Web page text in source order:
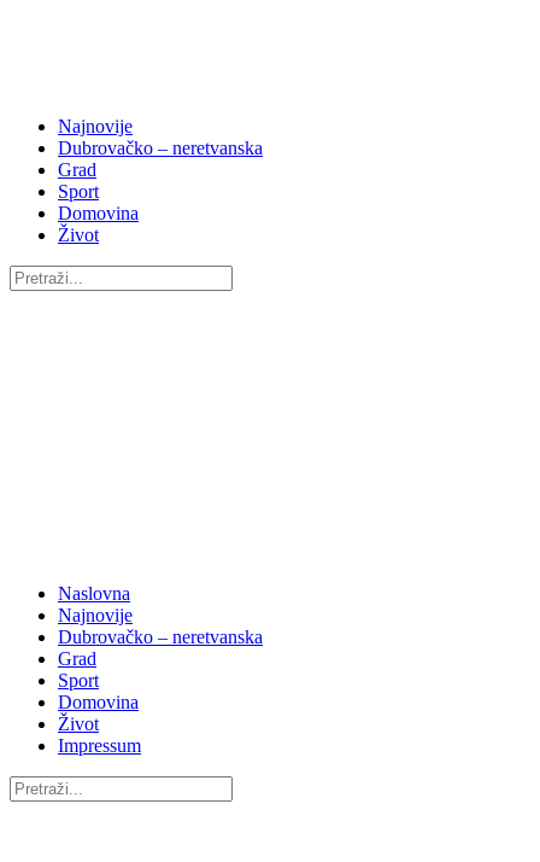
Najnovije
Dubrovačko – neretvanska
Grad
Sport
Domovina
Život
Naslovna
Najnovije
Dubrovačko – neretvanska
Grad
Sport
Domovina
Život
Impressum